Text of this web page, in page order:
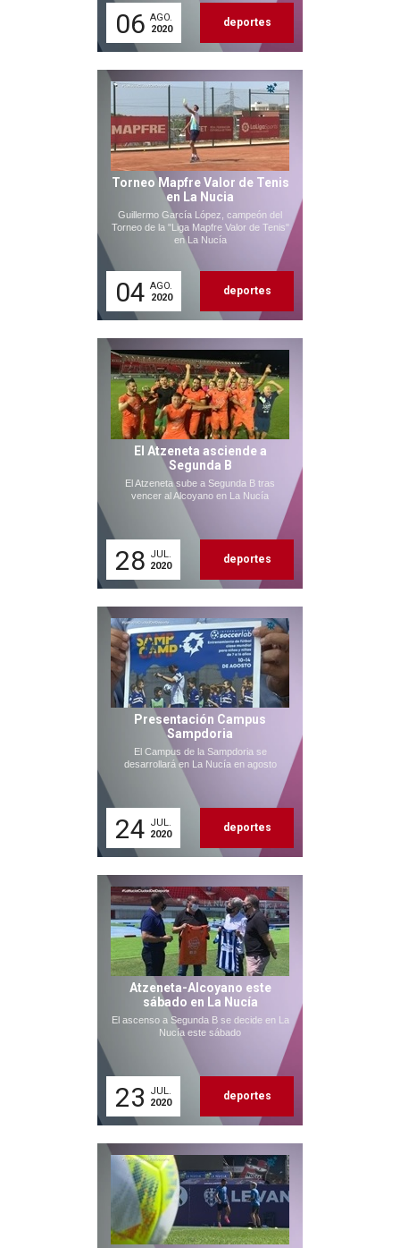
06 AGO.
2020
deportes
Torneo Mapfre Valor de Tenis
en La Nucia
Guillermo García López, campeón del
Torneo de la "Liga Mapfre Valor de Tenis"
en La Nucía
04 AGO.
2020
deportes
El Atzeneta asciende a
Segunda B
El Atzeneta sube a Segunda B tras
vencer al Alcoyano en La Nucía
28 JUL.
2020
deportes
Presentación Campus
Sampdoria
El Campus de la Sampdoria se
desarrollará en La Nucía en agosto
24 JUL.
2020
deportes
Atzeneta-Alcoyano este
sábado en La Nucía
El ascenso a Segunda B se decide en La
Nucía este sábado
23
JUL.
2020
deportes